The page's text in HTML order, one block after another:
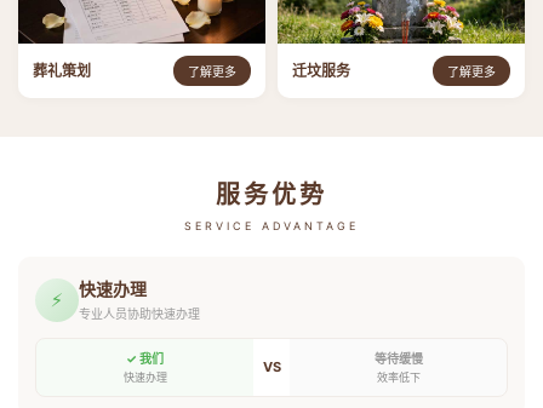
葬礼策划 了解更多 迁坟服务 了解更多
服务优势
SERVICE ADVANTAGE
⚡ 快速办理
专业人员协助快速办理
✓ 我们
快速办理
VS 等待缓慢
效率低下